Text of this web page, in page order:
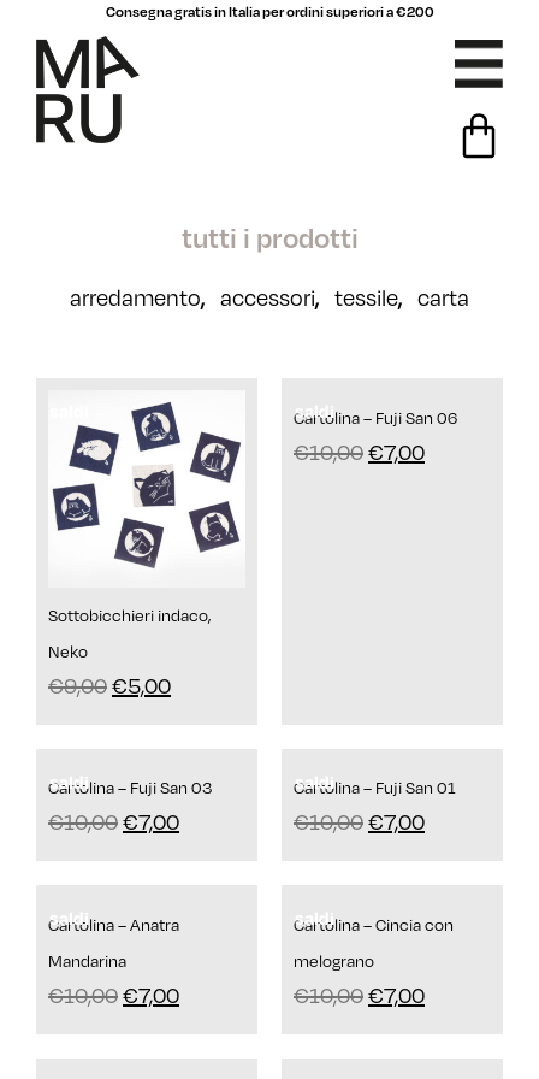
Consegna gratis in Italia per ordini superiori a €200
tutti i prodotti
arredamento, accessori, tessile, carta
Sottobicchieri indaco,
Neko
€9,00€5,00
saldi
Cartolina – Fuji San 06
€10,00€7,00
saldi
Cartolina – Fuji San 03
€10,00€7,00
saldi
Cartolina – Fuji San 01
€10,00€7,00
saldi
Cartolina – Anatra
Mandarina
€10,00€7,00
saldi
Cartolina – Cincia con
melograno
€10,00€7,00